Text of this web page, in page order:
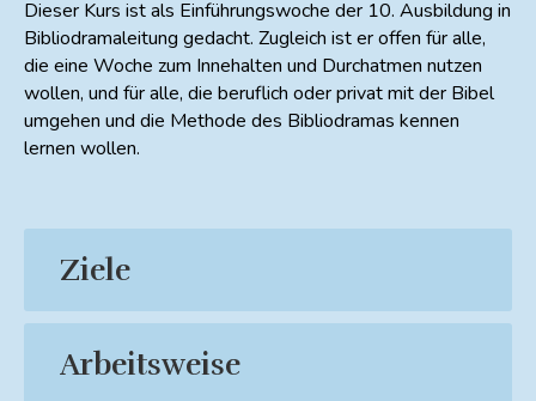
Dieser Kurs ist als Einführungswoche der 10. Ausbildung in
Bibliodramaleitung gedacht. Zugleich ist er offen für alle,
die eine Woche zum Innehalten und Durchatmen nutzen
wollen, und für alle, die beruflich oder privat mit der Bibel
umgehen und die Methode des Bibliodramas kennen
lernen wollen.
Ziele
Die eigene Biografie und den Alltag auf Gottes
Spuren hin untersuchen
Verstecke Gottes im eigenen Leben, in der
Arbeitsweise